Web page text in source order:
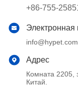
+86-755-
Электронная
Адрес
Комната 2205,
Китай.